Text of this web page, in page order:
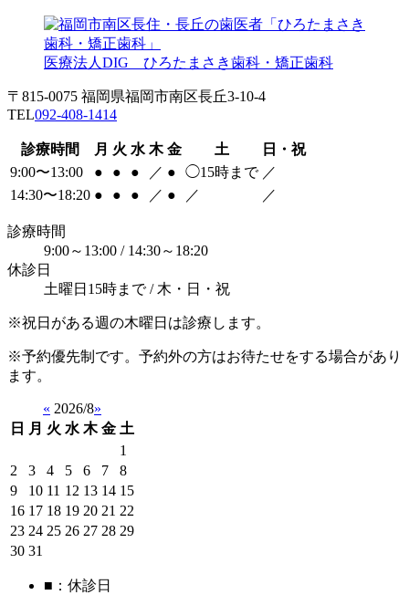
医療法人DIG ひろたまさき歯科・矯正歯科
〒815-0075 福岡県福岡市南区長丘3-10-4
TEL092-408-1414
診療時間 月 火 水 木 金 土
日・祝
9:00〜13:00
● ● ● ／ ● ◯15時まで ／
14:30〜18:20 ● ● ● ／ ● ／ ／
診療時間
9:00～13:00 / 14:30～18:20
休診日
土曜日15時まで / 木・日・祝
※祝日がある週の木曜日は診療します。
※予約優先制です。予約外の方はお待たせをする場合があり
ます。
« 2026/8»
日
月 火 水 木 金 土
1
2
3 4 5 6 7
8
9
10 11 12 13 14 15
16 17 18 19 20 21 22
23 24 25 26 27 28 29
30 31
■ ：休診日